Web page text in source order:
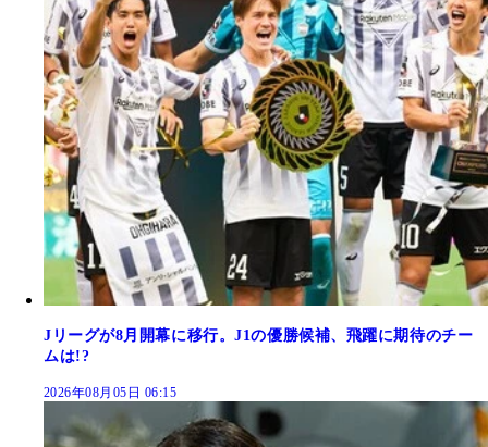
Jリーグが8月開幕に移行。J1の優勝候補、飛躍に期待のチー
ムは!?
2026年08月05日 06:15